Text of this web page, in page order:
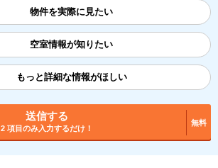
物件を実際に見たい
空室情報が知りたい
もっと詳細な情報がほしい
送信する
2 項目のみ入力するだけ！
無料